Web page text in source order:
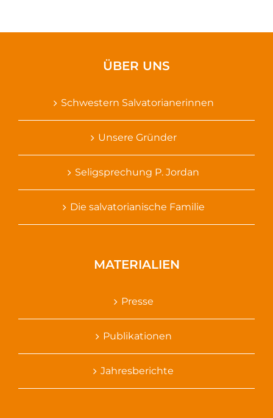
ÜBER UNS
Schwestern Salvatorianerinnen
Unsere Gründer
Seligsprechung P. Jordan
Die salvatorianische Familie
MATERIALIEN
Presse
Publikationen
Jahresberichte